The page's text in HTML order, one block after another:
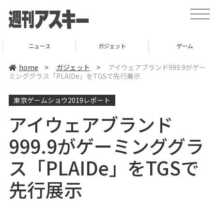
t
o
v
ニュース ガジェット ゲーム
home > ガジェット >
アイウェアブランド999.9がゲー
ミンググラス「PLAIDe」をTGSで先行展示
東京ゲームショウ2019レポート
アイウェアブランド
999.9がゲーミンググラ
ス「PLAIDe」をTGSで
先行展示